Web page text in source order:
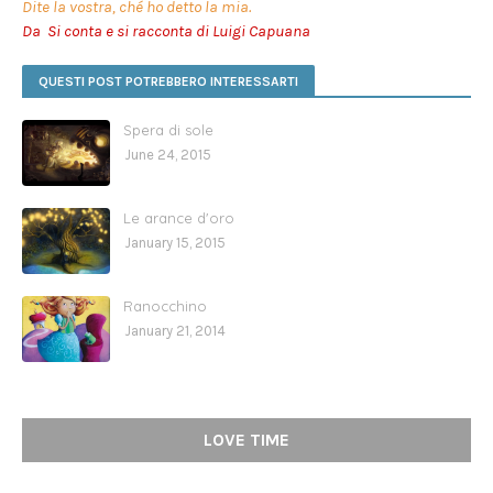
Dite la vostra, ché ho detto la mia.
Da Si conta e si racconta di Luigi Capuana
QUESTI POST POTREBBERO INTERESSARTI
Spera di sole
June 24, 2015
Le arance d'oro
January 15, 2015
Ranocchino
January 21, 2014
LOVE TIME